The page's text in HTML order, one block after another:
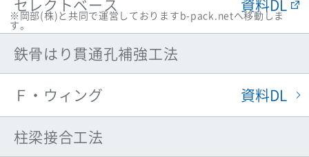
セレクトベース
※岡部(株)と共同で運営しておりますb-pack.netへ移動しま
す。
鉄骨はり貫通孔補強工法
Ｆ・ウィング
資料DL
柱梁接合工法